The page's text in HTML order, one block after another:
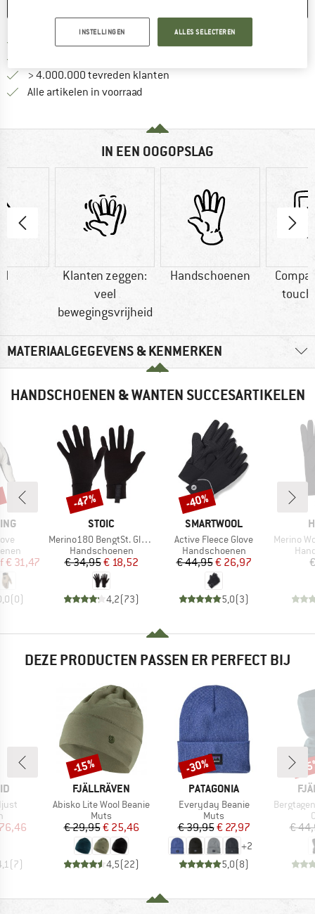
Gratis verzending vanaf € 69 (NL)
> 4.000.000 tevreden klanten
Alle artikelen in voorraad
IN EEN OOGOPSLAG
Klanten zeggen:
veel
bewegingsvrijheid
Handschoenen
MATERIAALGEGEVENS & KENMERKEN
HANDSCHOENEN & WANTEN SUCCESARTIKELEN
prijs
€ 31,47
(0)
MERK
STOIC
Artikel
Merino180 BengtSt. Glove
Productgroep
Handschoenen
Prijs
€ 34,95Verlaagde prijs
€ 18,52
4,2(73)
Korting
-47%
MERK
SMARTWOOL
Artikel
Active Fleece Glove
Productgroep
Handschoenen
Prijs
€ 44,95Verlaagde prijs
€ 26,97
5,0(3)
Korting
-40%
Artikel
Merino Wool
DEZE PRODUCTEN PASSEN ER PERFECT BIJ
prijs
(7)
MERK
FJÄLLRÄVEN
Artikel
Abisko Lite Wool Beanie
Productgroep
Muts
Prijs
€ 29,95Verlaagde prijs
€ 25,46
4,5(22)
Korting
-15%
MERK
PATAGONIA
Artikel
Everyday Beanie
Productgroep
Muts
Prijs
€ 39,95Verlaagde prijs
€ 27,97
+2
5,0(8)
Korting
-30%
Artikel
Bergtagen
€
-
INSTELLINGEN ALLES SELECTEREN